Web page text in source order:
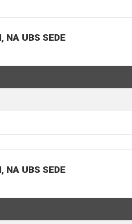
NA UBS SEDE
NA UBS SEDE